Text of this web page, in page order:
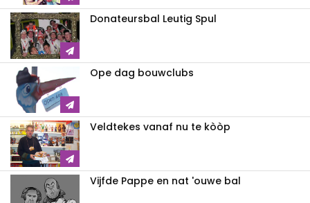
Donateursbal Leutig Spul
Ope dag bouwclubs
Veldtekes vanaf nu te kòòp
Vijfde Pappe en nat 'ouwe bal